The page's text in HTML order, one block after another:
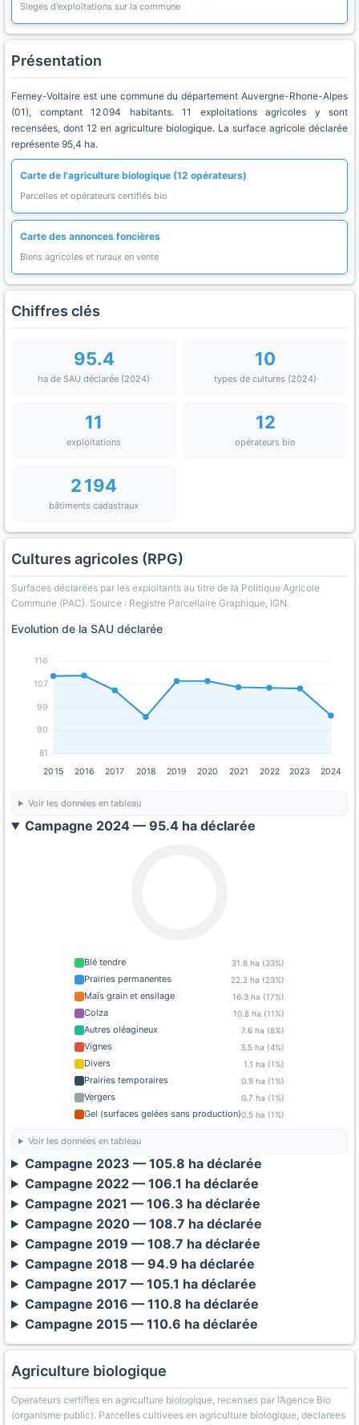
Sieges d'exploitations sur la commune
Présentation
Ferney-Voltaire est une commune du département Auvergne-Rhone-Alpes
(01), comptant 12 094 habitants. 11 exploitations agricoles y sont
recensées, dont 12 en agriculture biologique. La surface agricole déclarée
représente 95,4 ha.
Carte de l'agriculture biologique (12 opérateurs)
Parcelles et opérateurs certifiés bio
Carte des annonces foncières
Biens agricoles et ruraux en vente
Chiffres clés
95.4
ha de SAU déclarée (2024)
10
types de cultures (2024)
11
exploitations
12
opérateurs bio
2 194
bâtiments cadastraux
Cultures agricoles (RPG)
Surfaces déclarées par les exploitants au titre de la Politique Agricole
Commune (PAC). Source : Registre Parcellaire Graphique, IGN.
Evolution de la SAU déclarée
81
90
99
107
116
2015 2016 2017 2018 2019 2020 2021 2022 2023 2024
Voir les données en tableau
Campagne 2024 — 95.4 ha déclarée
Blé tendre 31.8 ha (33%)
Prairies permanentes 22.2 ha (23%)
Maïs grain et ensilage 16.3 ha (17%)
Colza 10.8 ha (11%)
Autres oléagineux 7.6 ha (8%)
Vignes 3.5 ha (4%)
Divers 1.1 ha (1%)
Prairies temporaires 0.9 ha (1%)
Vergers 0.7 ha (1%)
Gel (surfaces gelées sans production)0.5 ha (1%)
Voir les données en tableau
Campagne 2023 — 105.8 ha déclarée
Campagne 2022 — 106.1 ha déclarée
Campagne 2021 — 106.3 ha déclarée
Campagne 2020 — 108.7 ha déclarée
Campagne 2019 — 108.7 ha déclarée
Campagne 2018 — 94.9 ha déclarée
Campagne 2017 — 105.1 ha déclarée
Campagne 2016 — 110.8 ha déclarée
Campagne 2015 — 110.6 ha déclarée
Agriculture biologique
Operateurs certifies en agriculture biologique, recenses par l’Agence Bio
(organisme public). Parcelles cultivees en agriculture biologique, declarees